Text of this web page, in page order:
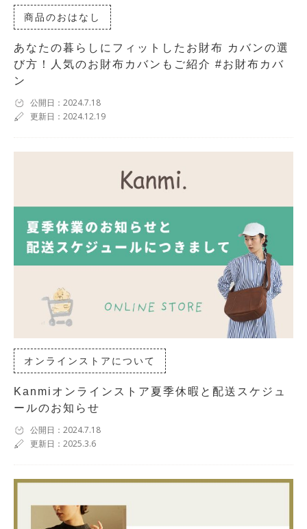
商品のおはなし
あなたの暮らしにフィットしたお財布 カバンの選
び方！人気のお財布カバンもご紹介 #お財布カバ
ン
公開日：2024.7.18
更新日：2024.12.19
オンラインストアについて
Kanmiオンラインストア夏季休暇と配送スケジュ
ールのお知らせ
公開日：2024.7.18
更新日：2025.3.6